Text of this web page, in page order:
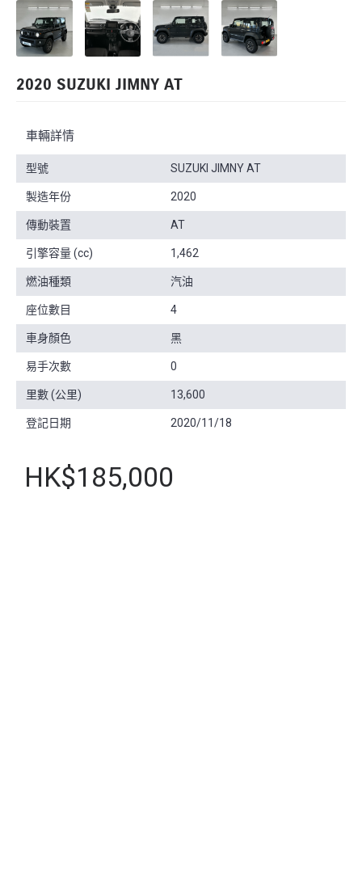
2020 SUZUKI JIMNY AT
車輛詳情
型號 SUZUKI JIMNY AT
製造年份 2020
傳動裝置 AT
引擎容量 (cc) 1,462
燃油種類 汽油
座位數目 4
車身顏色 黑
易手次數 0
里數 (公里) 13,600
登記日期 2020/11/18
HK$185,000